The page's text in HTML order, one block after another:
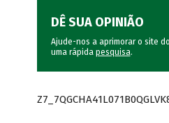
DÊ SUA OPINIÃO
Ajude-nos a aprimorar o site
uma rápida pesquisa.